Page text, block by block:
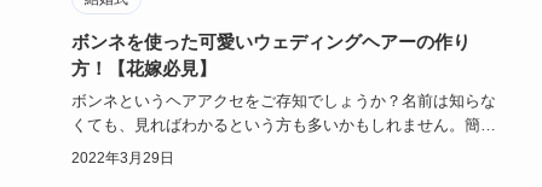
ボンネを使った可愛いウェディングヘアーの作り
方！【花嫁必見】
ボンネというヘアアクセをご存知でしょうか？名前は知らな
くても、見ればわかるという方も多いかもしれません。簡単
崩れにくい髪型…
2022年3月29日